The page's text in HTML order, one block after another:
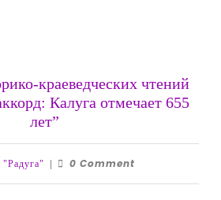
краеведческих чтений
Калуга отмечает 655
лет”Итоги
XII
историко-
НСП
0 Comment